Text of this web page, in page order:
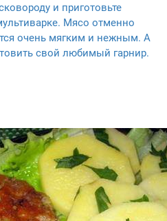
и приготовьте
Мясо отменно
очень мягким и нежным. А
свой любимый гарнир.